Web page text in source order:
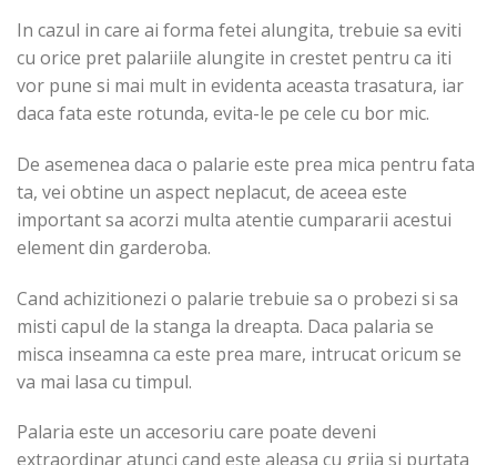
In cazul in care ai forma fetei alungita, trebuie sa eviti
cu orice pret palariile alungite in crestet pentru ca iti
vor pune si mai mult in evidenta aceasta trasatura, iar
daca fata este rotunda, evita-le pe cele cu bor mic.
De asemenea daca o palarie este prea mica pentru fata
ta, vei obtine un aspect neplacut, de aceea este
important sa acorzi multa atentie cumpararii acestui
element din garderoba.
Cand achizitionezi o palarie trebuie sa o probezi si sa
misti capul de la stanga la dreapta. Daca palaria se
misca inseamna ca este prea mare, intrucat oricum se
va mai lasa cu timpul.
Palaria este un accesoriu care poate deveni
extraordinar atunci cand este aleasa cu grija si purtata